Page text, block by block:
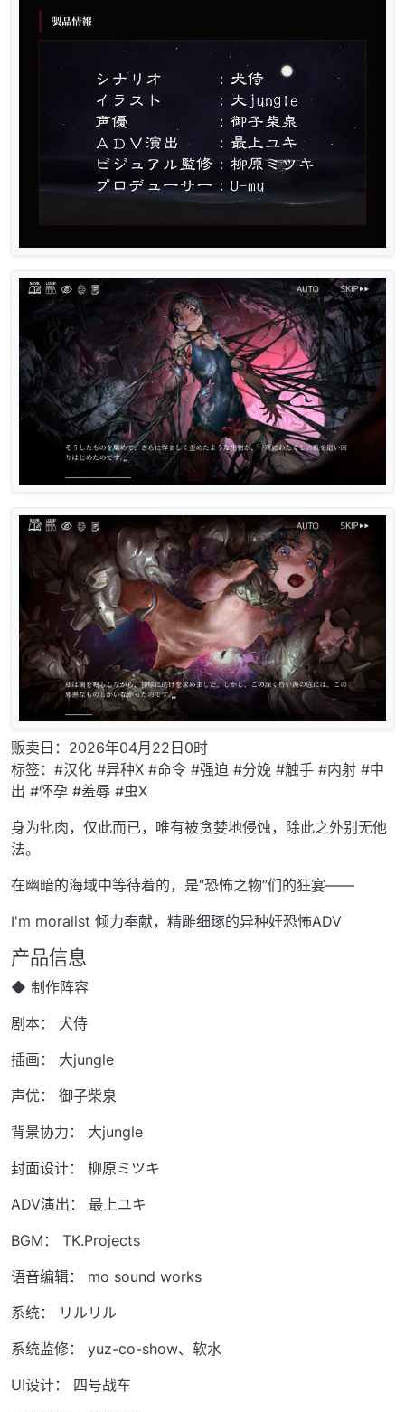
贩卖日：2026年04月22日0时
标签：#汉化 #异种X #命令 #强迫 #分娩 #触手 #内射 #中
出 #怀孕 #羞辱 #虫X
身为牝肉，仅此而已，唯有被贪婪地侵蚀，除此之外别无他
法。
在幽暗的海域中等待着的，是“恐怖之物”们的狂宴——
I'm moralist 倾力奉献，精雕细琢的异种奸恐怖ADV
产品信息
◆ 制作阵容
剧本： 犬侍
插画： 大jungle
声优： 御子柴泉
背景协力： 大jungle
封面设计： 柳原ミツキ
ADV演出： 最上ユキ
BGM： TK.Projects
语音编辑： mo sound works
系统： リルリル
系统监修： yuz-co-show、软水
UI设计： 四号战车